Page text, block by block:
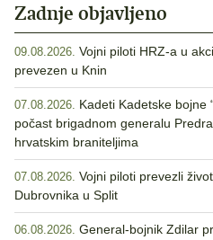
Zadnje objavljeno
09.08.2026. Vojni piloti HRZ-a u
prevezen u Knin
07.08.2026. Kadeti Kadetske bojne
počast brigadnom generalu
hrvatskim braniteljima
07.08.2026. Vojni piloti prevezli
Dubrovnika u Split
06.08.2026. General-bojnik Zdilar